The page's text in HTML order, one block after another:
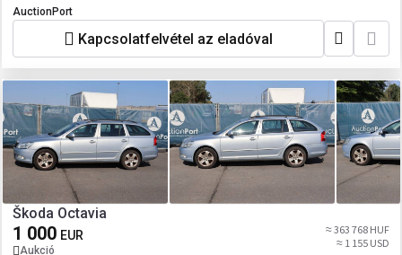
AuctionPort
Kapcsolatfelvétel az eladóval
Škoda Octavia
1 000 EUR
Aukció
≈ 363 768 HUF
≈ 1 155 USD